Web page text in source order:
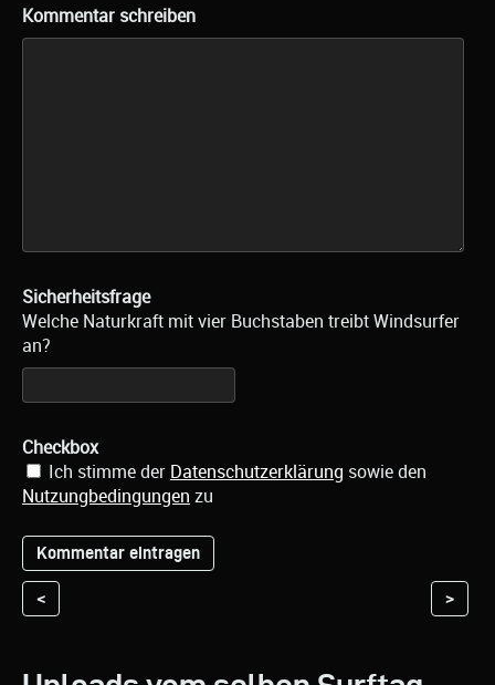
Kommentar schreiben
Sicherheitsfrage
Welche Naturkraft mit vier Buchstaben treibt Windsurfer
an?
Checkbox
Ich stimme der Datenschutzerklärung sowie den
Nutzungbedingungen zu
< >